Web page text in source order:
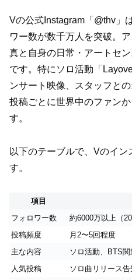
Vの公式Instagram「@thv」
ワー数が数千万人を突破。
真と自身の日常・アートセ
です。特にソロ活動「
ンサート映像、スタッフと
投稿ごとに世界中のファン
す。
以下のテーブルで、Vのイン
す。
項目
フォロワー数
約6000万以上（
投稿頻度
月2〜5回程度
主な内容
ソロ活動、BTS
人気投稿
ソロ曲リリース